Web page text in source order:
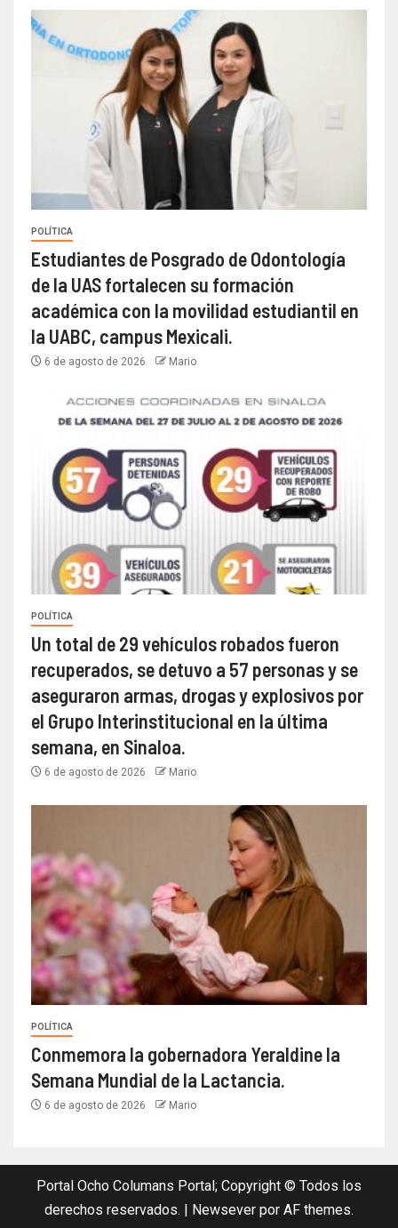
POLÍTICA
Estudiantes de Posgrado de Odontología
de la UAS fortalecen su formación
académica con la movilidad estudiantil en
la UABC, campus Mexicali.
6 de agosto de 2026 Mario
POLÍTICA
Un total de 29 vehículos robados fueron
recuperados, se detuvo a 57 personas y se
aseguraron armas, drogas y explosivos por
el Grupo Interinstitucional en la última
semana, en Sinaloa.
6 de agosto de 2026 Mario
POLÍTICA
Conmemora la gobernadora Yeraldine la
Semana Mundial de la Lactancia.
6 de agosto de 2026 Mario
Portal Ocho Columans Portal; Copyright © Todos los
derechos reservados.
Newsever por AF themes.